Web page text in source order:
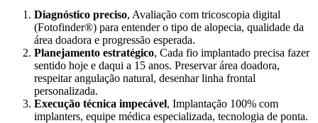
Diagnóstico preciso, Avaliação com tricoscopia digital
(Fotofinder®) para entender o tipo de alopecia, qualidade da
área doadora e progressão esperada.
Planejamento estratégico, Cada fio implantado precisa fazer
sentido hoje e daqui a 15 anos. Preservar área doadora,
respeitar angulação natural, desenhar linha frontal
personalizada.
Execução técnica impecável, Implantação 100% com
implanters, equipe médica especializada, tecnologia de ponta.